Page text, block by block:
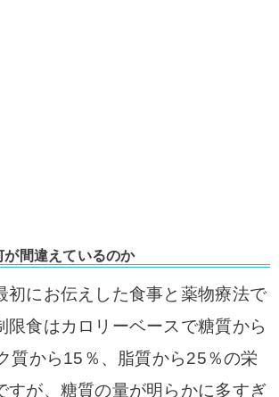
間違えているのか
にお伝えした食事と薬物療法で
限食はカロリーベースで糖質から
質から15％、脂質から25％の栄
が、 糖質の量が明らかに多すぎ